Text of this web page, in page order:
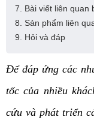
7. Bài viết liên quan
8. Sản phẩm liên
9. Hỏi và đáp
Để đáp ứng các
tốc của nhiều
cứu và phát triển